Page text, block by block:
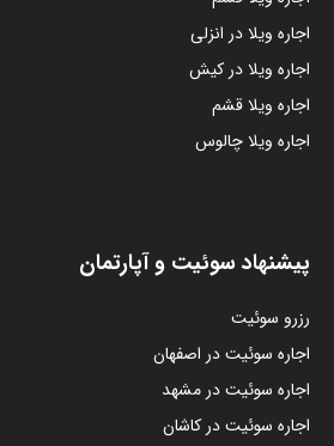
اجاره ویلا در انزلی
اجاره ویلا در کیش
اجاره ویلا قشم
اجاره ویلا چالوس
پیشنهاد سوئیت و آپارتمان
رزرو سوئیت
اجاره سوئیت در اصفهان
اجاره سوئیت در مشهد
اجاره سوئیت در کاشان